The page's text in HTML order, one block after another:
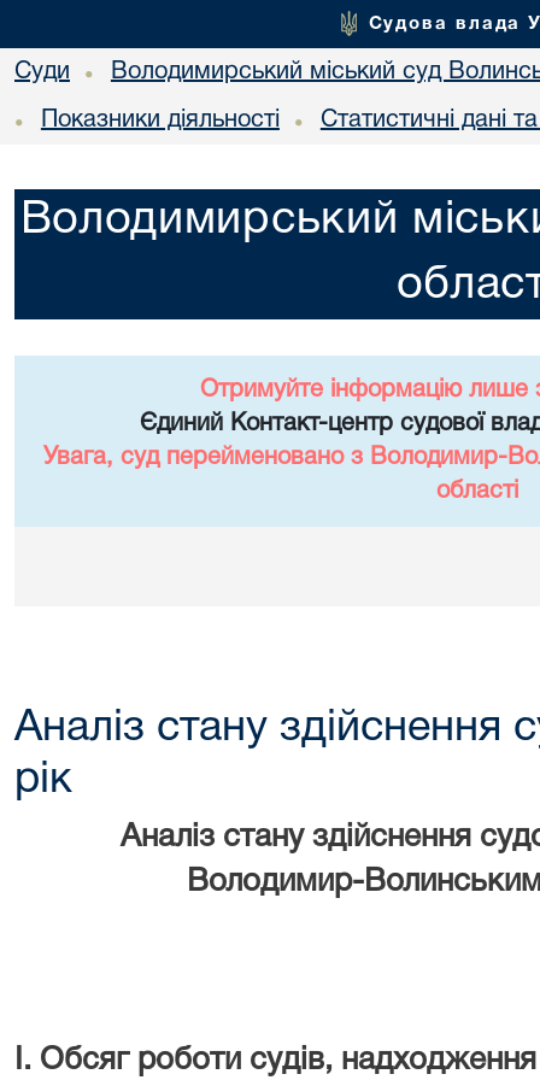
Судова влада
Суди • Володимирський міський суд
• Показники діяльності • Статистичні дані
Володимирський
Отримуйте інформацію лише
Єдиний Контакт-центр судової
Увага, суд перейменовано з Володимир-
області
Аналіз стану здійснення
рік
Аналіз стану здійснення
Володимир-
І. Обсяг роботи судів,